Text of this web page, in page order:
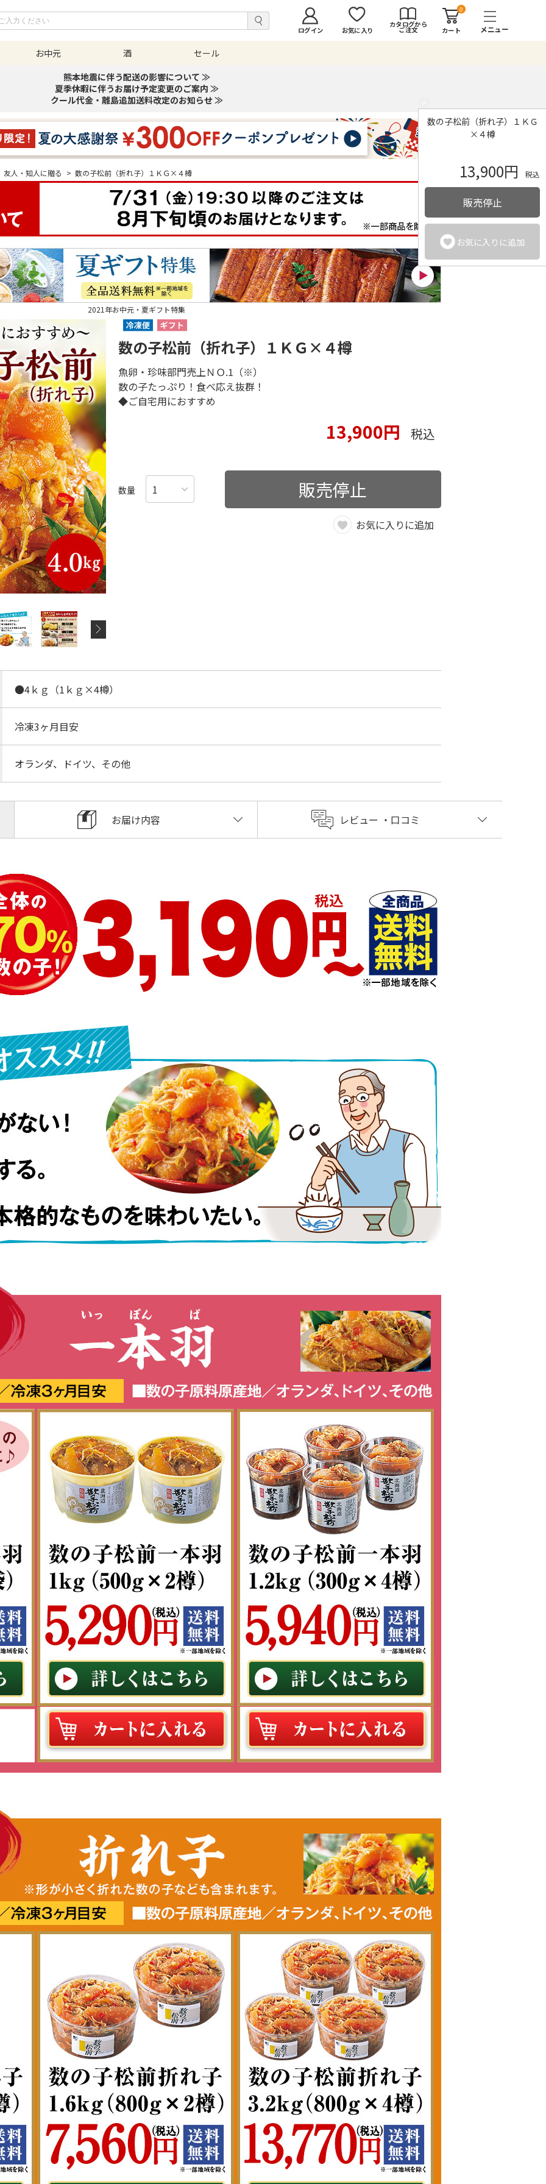
ログイン お気に入り
カタログから
ご注文
0
カート
お中元 酒
セール
熊本地震に伴う配送の影響について ≫
夏季休暇に伴うお届け予定変更のご案内 ≫
クール代金・離島追加送料改定のお知らせ ≫
友人・知人に贈る > 数の子松前（折れ子）１ＫＧ×４樽
数の子松前（折れ子）１ＫＧ
×４樽
13,900円 税込
販売停止
お気に入りに追加
2021年お中元・夏ギフト特集
数の子松前（折れ子）１ＫＧ×４樽
魚卵・珍味部門売上ＮＯ.1（※）
数の子たっぷり！食べ応え抜群！
◆ご自宅用におすすめ
13,900円 税込
数量 販売停止
お気に入りに追加
●4ｋｇ（1ｋｇ×4樽）
冷凍3ヶ月目安
オランダ、ドイツ、その他
お届け内容 レビュー ・口コミ